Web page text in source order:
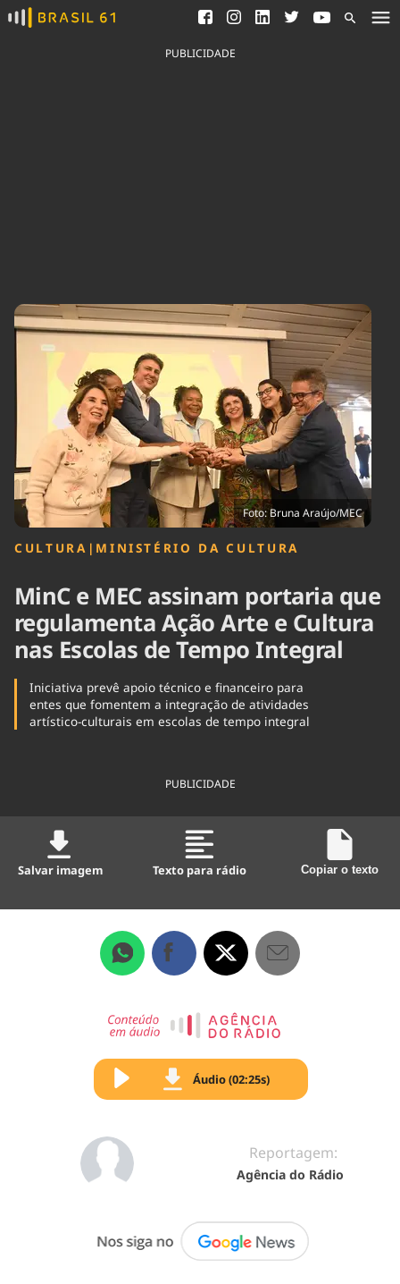
Ver todas as notícias
Saneamento
Indicadores
Agronegócios
Brasil
Brasil Mineral
Tecnologia
Cinema
Comportamento
Cultura
Economia
Educação
Infraestrutura
Internacional
Meio Ambiente
Podcast
Política
Saúde
Tempo
PUBLICIDADE
Foto: Bruna Araújo/MEC
CULTURA | MINISTÉRIO DA CULTURA
MinC e MEC assinam portaria que
regulamenta Ação Arte e Cultura
nas Escolas de Tempo Integral
Iniciativa prevê apoio técnico e financeiro para
entes que fomentem a integração de atividades
artístico-culturais em escolas de tempo integral
PUBLICIDADE
Salvar imagem Texto para rádio Copiar o texto
Áudio (02:25s)
Reportagem:
Agência do Rádio